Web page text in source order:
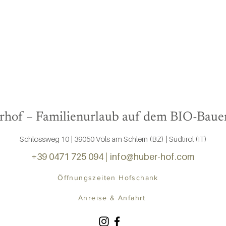
– Familienurlaub auf dem BIO-
Schlossweg 10 | 39050 Völs am Schlern (BZ) | Südtirol (IT)
+39 0471 725 094 info@huber-hof.com
Öffnungszeiten Hofschank
Anreise & Anfahrt